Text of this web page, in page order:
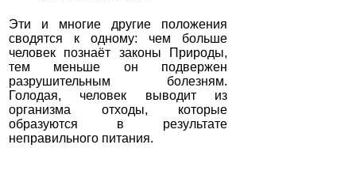
Эти и многие другие положения
сводятся к одному: чем больше
человек познаёт законы Природы,
тем меньше он подвержен
разрушительным болезням.
Голодая, человек выводит из
организма отходы, которые
образуются в результате
неправильного питания.